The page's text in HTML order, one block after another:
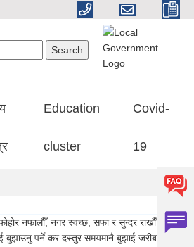
Education
cluster
Covid-
19
नफालौँ, नगर स्वच्छ, सफा र सुन्दर राखौँ ।, गाउँ
बुझाउनु पर्ने कर दस्तुर समयमानै बुझाई जरीबाना बाट